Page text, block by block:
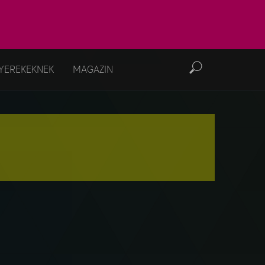
MAGAZIN